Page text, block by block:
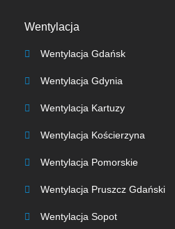
Wentylacja
Wentylacja Gdańsk
Wentylacja Gdynia
Wentylacja Kartuzy
Wentylacja Kościerzyna
Wentylacja Pomorskie
Wentylacja Pruszcz Gdański
Wentylacja Sopot